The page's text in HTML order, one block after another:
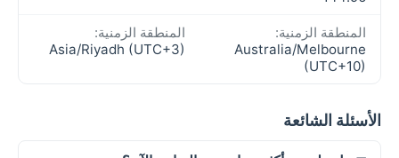
المنطقة الزمنية:
Australia/Melbourne
(UTC+10)
المنطقة الزمنية:
Asia/Riyadh (UTC+3)
الأسئلة الشائعة